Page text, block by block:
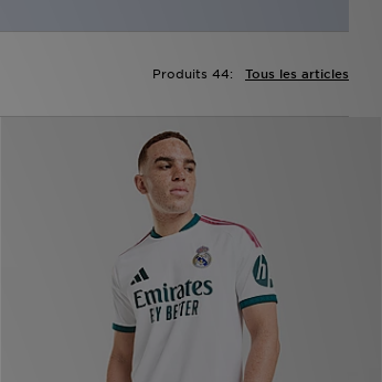
Tous les articles
Produits 44: